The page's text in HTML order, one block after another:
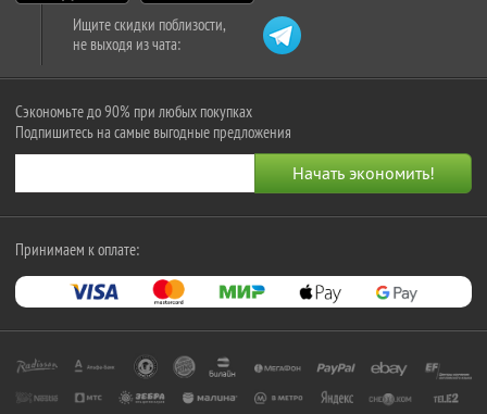
Ищите скидки поблизости,
не выходя из чата:
Сэкономьте до 90% при любых покупках
Подпишитесь на самые выгодные предложения
Принимаем к оплате: